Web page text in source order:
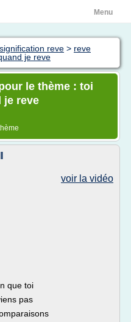
Menu
reve > reve
je reve
le thème : toi
je reve
voir la vidéo
que toi
pas